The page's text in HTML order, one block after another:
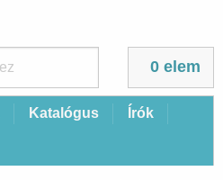
0 elem
Katalógus Írók